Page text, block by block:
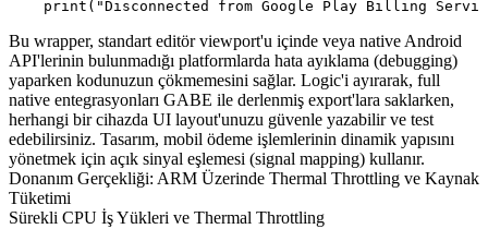
Bu wrapper, standart editör viewport'u içinde veya native Android
API'lerinin bulunmadığı platformlarda hata ayıklama (debugging)
yaparken kodunuzun çökmemesini sağlar. Logic'i ayırarak, full
native entegrasyonları GABE ile derlenmiş export'lara saklarken,
herhangi bir cihazda UI layout'unuzu güvenle yazabilir ve test
edebilirsiniz. Tasarım, mobil ödeme işlemlerinin dinamik yapısını
yönetmek için açık sinyal eşlemesi (signal mapping) kullanır.
Donanım Gerçekliği: ARM Üzerinde Thermal Throttling ve Kaynak
Tüketimi
Sürekli CPU İş Yükleri ve Thermal Throttling